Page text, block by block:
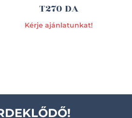
T270 DA
Kérje ajánlatunkat!